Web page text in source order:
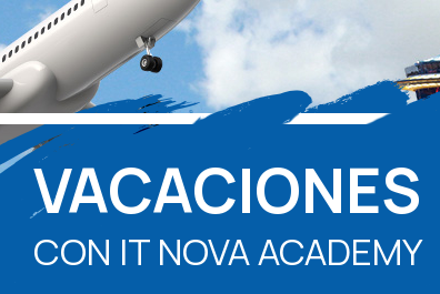
VACACIONES
CON IT NOVA ACADEMY